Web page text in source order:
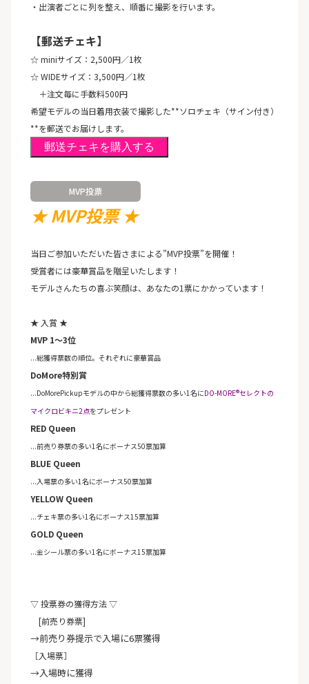
・出演者ごとに列を整え、順番に撮影を行います。
【郵送チェキ】
☆ miniサイズ：2,500円／1枚
☆ WIDEサイズ：3,500円／1枚
＋注文毎に手数料500円
希望モデルの当日着用衣装で撮影した**ソロチェキ（サイン付き）
**を郵送でお届けします。
郵送チェキを購入する
MVP投票
★ MVP投票 ★
当日ご参加いただいた皆さまによる”MVP投票”を開催！
受賞者には豪華賞品を贈呈いたします！
モデルさんたちの喜ぶ笑顔は、あなたの1票にかかっています！
★ 入賞 ★
MVP 1～3位
...総獲得票数の順位。それぞれに豪華賞品
DoMore特別賞
...DoMorePickupモデルの中から総獲得票数の多い1名にDO-MORE®セレクトの
マイクロビキニ2点をプレゼント
RED Queen
...前売り券票の多い1名にボーナス50票加算
BLUE Queen
...入場票の多い1名にボーナス50票加算
YELLOW Queen
...チェキ票の多い1名にボーナス15票加算
GOLD Queen
...金シール票の多い1名にボーナス15票加算
▽ 投票券の獲得方法 ▽
[前売り券票]
→前売り券提示で入場に6票獲得
［入場票］
→入場時に獲得